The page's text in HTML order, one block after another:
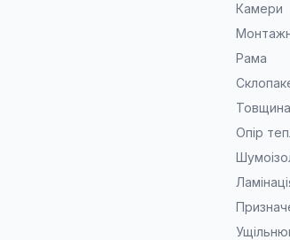
Камери
Рама
Товщина
Опір